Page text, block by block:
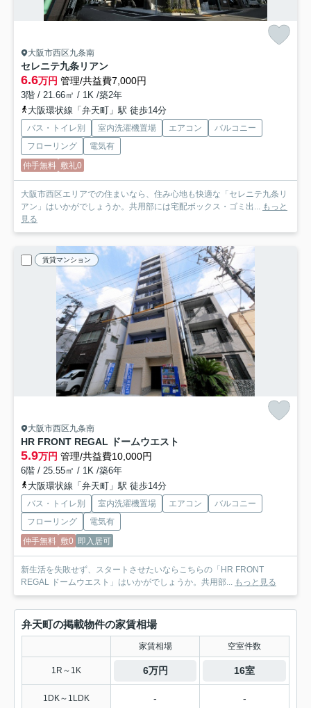
大阪市西区九条南
セレニテ九条リアン
6.6万円 管理/共益費7,000円
3階 / 21.66㎡ / 1K /築2年
大阪環状線「弁天町」駅 徒歩14分
バス・トイレ別 室内洗濯機置場 エアコン
バルコニー
フローリング
電気有
仲手無料 敷礼0
大阪市西区エリアでの住まいなら、住み心地も快適な「セレニテ九条リ
アン」はいかがでしょうか。共用部には宅配ボックス・ゴミ出... もっと
見る
賃貸マンション
大阪市西区九条南
HR FRONT REGAL ドームウエスト
5.9万円 管理/共益費10,000円
6階 / 25.55㎡ / 1K /築6年
大阪環状線「弁天町」駅 徒歩14分
バス・トイレ別 室内洗濯機置場 エアコン
バルコニー
フローリング
電気有
仲手無料 敷0 即入居可
新生活を失敗せず、スタートさせたいならこちらの「HR FRONT
REGAL ドームウエスト」はいかがでしょうか。共用部...
もっと見る
弁天町の掲載物件の家賃相場
家賃相場 空室件数
1R～1K 6万円 16室
1DK～1LDK - -